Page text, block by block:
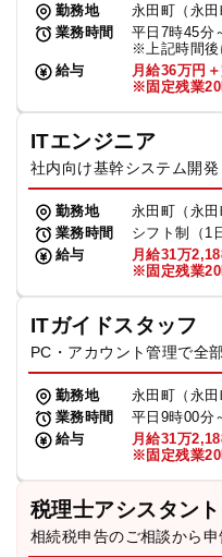
勤務地
永田町（永田
業務時間
平日7時45分
※上記時間後
給与
月給36万円
※固定残業
ITエンジニア
社内向け基幹システム開発
勤務地
永田町（永田
業務時間
シフト制（1
給与
月給31万
※固定残業
ITガイドスタッフ
PC・アカウント管理で全
勤務地
永田町（永田
業務時間
平日9時00分
給与
月給31万
※固定残業
税理士アシスタント
相続税申告のご相談から